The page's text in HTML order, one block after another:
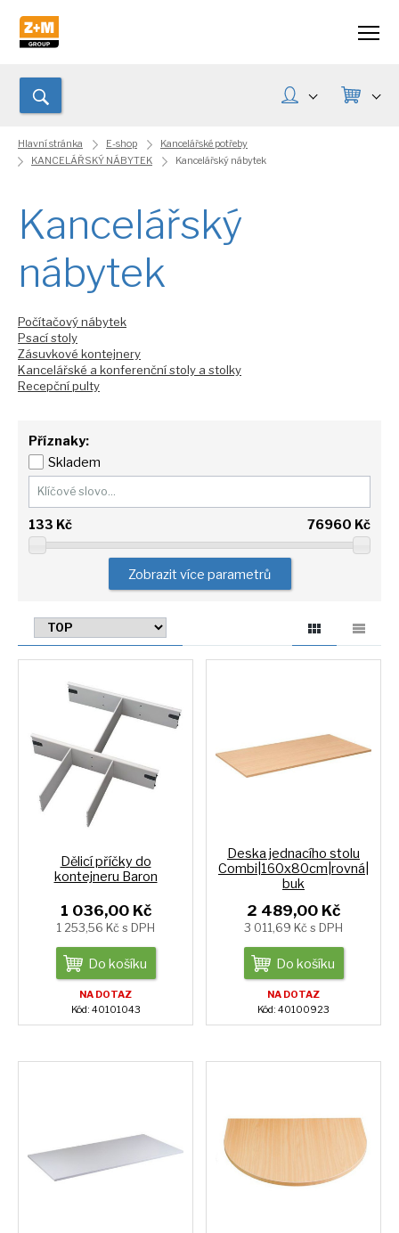
Hlavní stránka E-shop
Kancelářské potřeby
KANCELÁŘSKÝ NÁBYTEK
Kancelářský nábytek
Kancelářský
nábytek
Počítačový nábytek
Psací stoly
Zásuvkové kontejnery
Kancelářské a konferenční stoly a stolky
Recepční pulty
Příznaky:
Skladem
133 Kč 76960 Kč
Zobrazit více parametrů
Dělicí příčky do
kontejneru Baron
1 036,00 Kč
1 253,56 Kč s DPH
Do košíku
NA DOTAZ
Kód: 40101043
Deska jednacího stolu
Combi|160x80cm|rovná|
buk
2 489,00 Kč
3 011,69 Kč s DPH
Do košíku
NA DOTAZ
Kód: 40100923